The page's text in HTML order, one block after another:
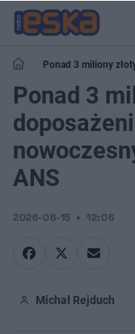
Ponad 3 miliony
sprzęt dostała ANS
Ponad 3
ANS
2026-06-15 12:06
Michał Rejduch